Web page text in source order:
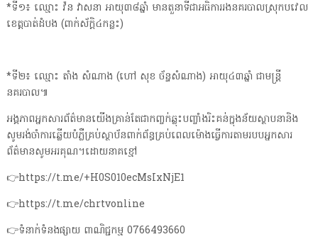
*ទី១៖ ឈ្មោះ វ៉ន វាសនា អាយុ៣៨ឆ្នាំ មានតួនាទីជាអធិការរងនគរបាលស្រុកបវេល
ខេត្តបាត់ដំបង (ពាក់ស័ក្តិ៤កន្លះ)
*ទី២៖ ឈ្មោះ តាំង សំណាង (ហៅ សុខ ច័ន្ទសំណាង) អាយុ៤៣ឆ្នាំ ជាមន្រ្តី
នគរបាល៕
អង្គភាពអ្នកសារព័ត៌មានយើងគ្រាន់តែជាកញ្ចក់ឆ្លុះបញ្ចាំងរិះគន់ក្នុងន័យស្ថាបនានិង
សូមរង់ចាំការឆ្លើយបំភ្លឺគ្រប់ស្ថាប័នពាក់ព័ន្ធគ្រប់ពេលម៉ោងធ្វើការតាមរបបអ្នកសារ
ព័ត៌មានសូមអរគុណ។ដោយនាគខ្មៅ
👉https://t.me/+H0S010ecMsIxNjE1
👉https://t.me/chrtvonline
👉ទំនាក់ទំនងផ្សាយ ពាណិជ្ជកម្ម 0766493660